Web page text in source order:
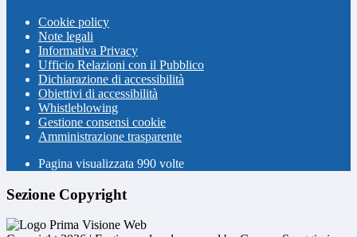
Cookie policy
Note legali
Informativa Privacy
Ufficio Relazioni con il Pubblico
Dichiarazione di accessibilità
Obiettivi di accessibilità
Whistleblowing
Gestione consensi cookie
Amministrazione trasparente
Pagina visualizzata 990 volte
Sezione Copyright